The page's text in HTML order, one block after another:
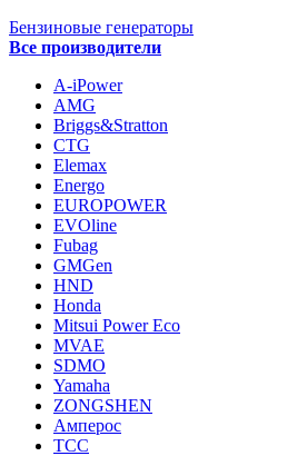
Бензиновые генераторы
Все производители
A-iPower
AMG
Briggs&Stratton
CTG
Elemax
Energo
EUROPOWER
EVOline
Fubag
GMGen
HND
Honda
Mitsui Power Eco
MVAE
SDMO
Yamaha
ZONGSHEN
Амперос
ТСС